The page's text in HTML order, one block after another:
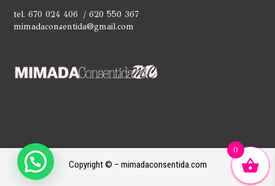
tel. 670 024 406 / 620 550 367
mimadaconsentida@gmail.com
Copyright © – mimadaconsentida.com
0